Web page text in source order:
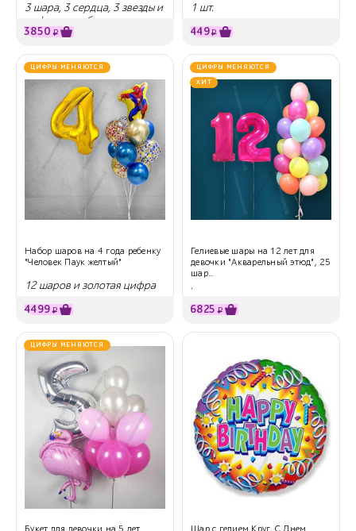
3 шара, 3 сердца, 3 звезды и
цифра на выбор
3850 ₽
1 шт.
449₽
ЦИФРЫ МЕНЯЮТСЯ
Набор шаров на 4 года ребенку
"Человек Паук желтый"
12 шаров и золотая цифра
4499₽
ЦИФРЫ МЕНЯЮТСЯ
ХИТ
Гелиевые шары на 12 лет для
девочки "Акварельный этюд", 25
шар...
.
6825 ₽
ЦИФРЫ МЕНЯЮТСЯ
Букет для девочки на 5 лет
Шар с гелием Круг, С Днем